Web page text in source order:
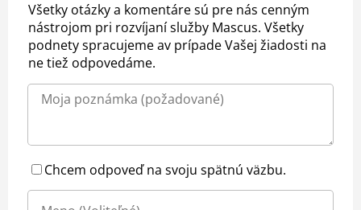
Všetky otázky a komentáre sú pre nás cenným
nástrojom pri rozvíjaní služby Mascus. Všetky
podnety spracujeme av prípade Vašej žiadosti na
ne tiež odpovedáme.
Chcem odpoveď na svoju spätnú väzbu.